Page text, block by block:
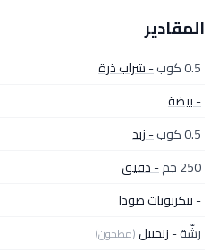
المقادير
0.5 كوب
- شراب ذرة
- بيضة
0.5 كوب
- زبد
250 جم
- دقيق
- بيكربونات صودا
رشّة- زنجبيل(مطحون)